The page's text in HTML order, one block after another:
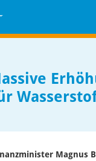
Zum
Magnus